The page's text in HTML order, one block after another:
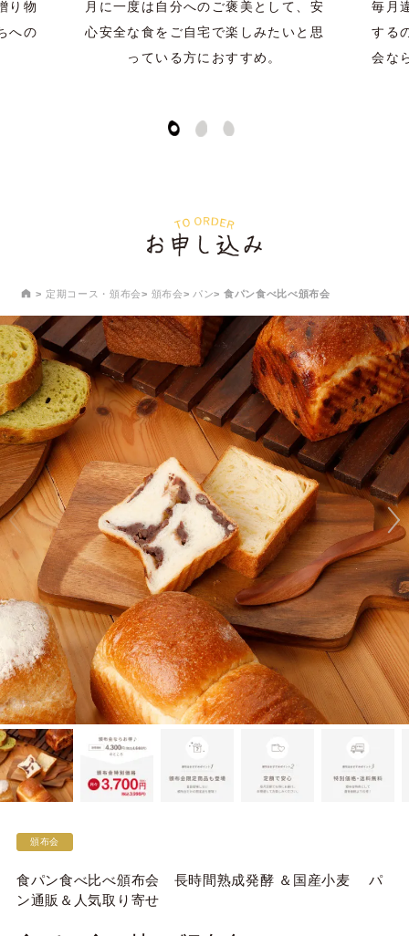
り物
への
月に一度は自分へのご褒美として、安
心安全な食をご自宅で楽しみたいと思
っている方におすすめ。
毎月
する
会な
定期コース・頒布会 頒布会 パン 食パン食べ比べ頒布会
頒布会
食パン食べ比べ頒布会 長時間熟成発酵 ＆国産小麦 パ
ン通販＆人気取り寄せ